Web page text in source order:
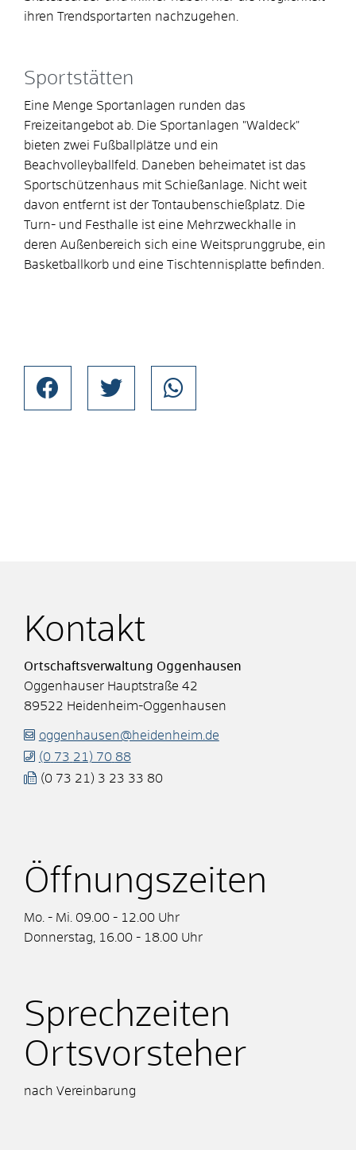
ihren Trendsportarten nachzugehen.
Sportstätten
Eine Menge Sportanlagen runden das
Freizeitangebot ab. Die Sportanlagen "Waldeck"
bieten zwei Fußballplätze und ein
Beachvolleyballfeld. Daneben beheimatet ist das
Sportschützenhaus mit Schießanlage. Nicht weit
davon entfernt ist der Tontaubenschießplatz. Die
Turn- und Festhalle ist eine Mehrzweckhalle in
deren Außenbereich sich eine Weitsprunggrube, ein
Basketballkorb und eine Tischtennisplatte befinden.
Kontakt
Ortschaftsverwaltung Oggenhausen
Oggenhauser Hauptstraße 42
89522 Heidenheim-Oggenhausen
oggenhausen@heidenheim.de
(0 73 21) 70 88
(0 73 21) 3 23 33 80
Öffnungszeiten
Mo. - Mi. 09.00 - 12.00 Uhr
Donnerstag, 16.00 - 18.00 Uhr
Sprechzeiten
Ortsvorsteher
nach Vereinbarung